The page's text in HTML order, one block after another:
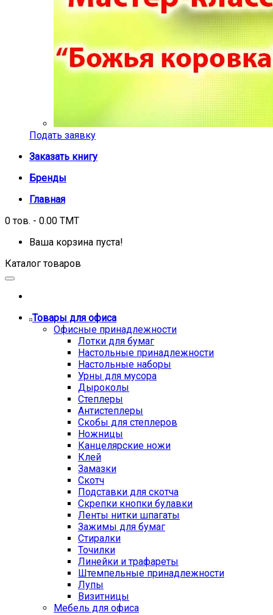
Подать заявку
Заказать книгу
Бренды
Главная
0 тов. - 0.00 TMT
Ваша корзина пуста!
Каталог товаров
Товары для офиса
Офисные принадлежности
Лотки для бумаг
Настольные принадлежности
Настольные наборы
Урны для мусора
Дыроколы
Степлеры
Антистеплеры
Скобы для степлеров
Ножницы
Канцелярские ножи
Клей
Замазки
Скотч
Подставки для скотча
Скрепки кнопки булавки
Ленты нитки шпагаты
Зажимы для бумаг
Стиралки
Точилки
Линейки и трафареты
Штемпельные принадлежности
Лупы
Визитницы
Мебель для офиса